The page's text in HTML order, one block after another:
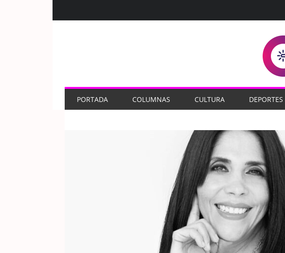
PORTADA COLUMNAS CULTURA DEPORTES